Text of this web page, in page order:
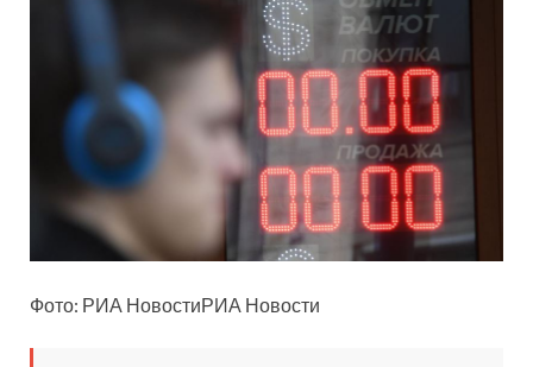
Фото: РИА НовостиРИА Новости